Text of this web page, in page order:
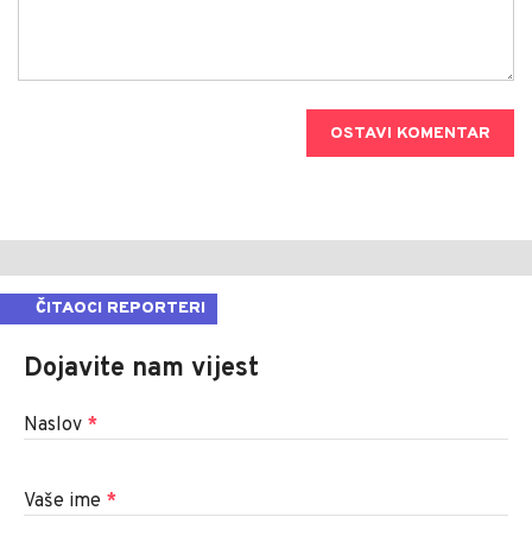
OSTAVI KOMENTAR
ČITAOCI REPORTERI
Dojavite nam vijest
Naslov *
Vaše ime *